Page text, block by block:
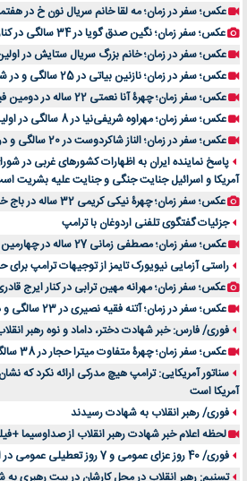
عکس؛ سفر در زمان؛ مه لقا خانم سریال نون خ در
عکس؛ سفر زمان؛ نگین صدق گویا در 34 سالگی در کنار ماهایا پطروسیان
عکس؛ سفر در زمان؛ خانم بزرگ سریال ستایش در
عکس؛ سفر در زمان؛ نازنین بیاتی در 25 سالگی و در ششمین فیلم اش؛ سال 93
عکس؛ سفر زمان؛ چهرۀ آنا نعمتی 22 ساله در دومین فیلمش؛ سال 78
عکس؛ سفر زمان؛ مهراوه شریفی‌نیا در 8 سالگی در اولین فیلمش؛ دهۀ 60
عکس؛ سفر در زمان؛ الناز شاکردوست در 20 سالگی و در سومین فیلم اش؛ سال 83
پاسخ نماینده ایران به اظهارات کشورهای غربی در
آمریکا و اسرائیل جنایت جنگی و جنایت علیه بشریت
عکس؛ سفر زمان؛ چهرۀ نیکی کریمی 32 ساله در باج خور؛ سال 82
جزئیات گفتگوی تلفنی اردوغان با ترامپ
عکس؛ سفر زمان؛ مصطفی زمانی 27 ساله در چهارمین فیلمش در کنار هنگامه حمیدزاده؛
راستی آزمایی نیویورک تایمز از توجیهات ترامپ برای
عکس؛ سفر زمان؛ مهرانه مهین ترابی در کنار ایرج قادری
عکس؛ سفر در زمان؛ آتنه فقیه نصیری در 23 سالگی و در دومین فیلم اش؛ سال 70
فوری/ فارس: خبر شهادت دختر، داماد و نوه رهبر
عکس؛ سفر زمان؛ چهرۀ متفاوت میترا حجار در 38 سالگی در فیلم 360 درجه
سناتور آمریکایی: ترامپ هیچ مدرکی ارائه نکرد که
آمریکا است
فوری/ رهبر انقلاب به شهادت رسیدند
لحظه اعلام خبر شهادت رهبر انقلاب از صداوسیما
فوری/ 40 روز عزای عمومی و 7 روز تعطیلی عمومی در ایران اعلام شد
تسنیم: رهبر انقلاب در محل کارشان در بیت رهبری